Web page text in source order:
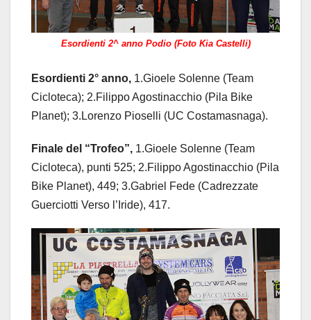
Esordienti 2^ anno Podio (Foto Kia Castelli)
Esordienti 2° anno, 1.Gioele Solenne (Team
Cicloteca); 2.Filippo Agostinacchio (Pila Bike
Planet); 3.Lorenzo Pioselli (UC Costamasnaga).
Finale del “Trofeo”, 1.Gioele Solenne (Team
Cicloteca), punti 525; 2.Filippo Agostinacchio (Pila
Bike Planet), 449; 3.Gabriel Fede (Cadrezzate
Guerciotti Verso l’Iride), 417.